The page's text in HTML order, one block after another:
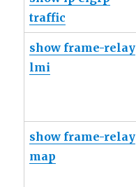
traffic
show frame-relay
lmi
show frame-relay
map